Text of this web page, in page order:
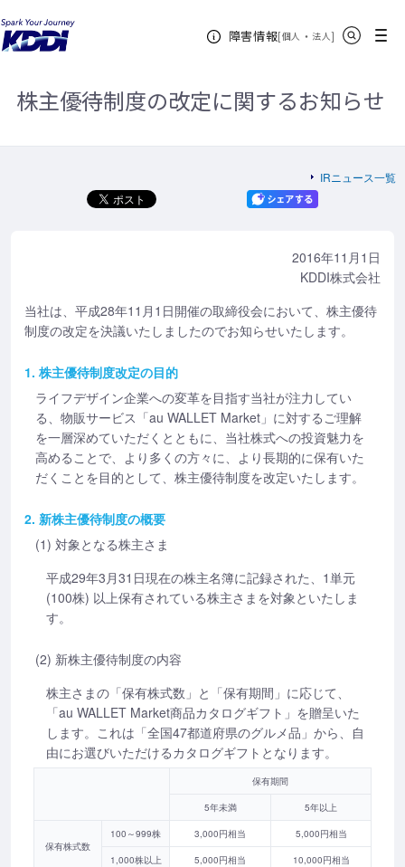
障害情報[個人 ・ 法人新規ウィンドウ
]
メニュー
KDDIホーム
年
株主優待制度の改定に関するお知らせ
株主優待制度の改定に関するお知らせ
IRニュース一覧
2016年11月1日
KDDI株式会社
当社は、平成28年11月1日開催の取締役会において、株主優待
制度の改定を決議いたしましたのでお知らせいたします。
1. 株主優待制度改定の目的
ライフデザイン企業への変革を目指す当社が注力してい
る、物販サービス「au WALLET Market」に対するご理解
を一層深めていただくとともに、当社株式への投資魅力を
高めることで、より多くの方々に、より長期的に保有いた
だくことを目的として、株主優待制度を改定いたします。
2. 新株主優待制度の概要
(1) 対象となる株主さま
平成29年3月31日現在の株主名簿に記録された、1単元
(100株) 以上保有されている株主さまを対象といたしま
す。
(2) 新株主優待制度の内容
株主さまの「保有株式数」と「保有期間」に応じて、
「au WALLET Market商品カタログギフト」を贈呈いた
します。これは「全国47都道府県のグルメ品」から、自
由にお選びいただけるカタログギフトとなります。
保有期間
5年未満 5年以上
保有株式数
100～999株 3,000円相当 5,000円相当
1,000株以上 5,000円相当 10,000円相当